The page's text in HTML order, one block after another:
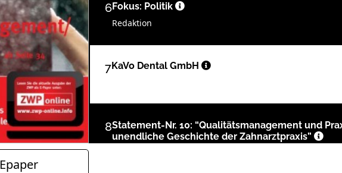
Epaper
6Fokus: Politik
Redaktion
7KaVo Dental GmbH
8Statement-Nr. 10: “Qualitätsmanagement und
unendliche Geschichte der Zahnarztpraxis”